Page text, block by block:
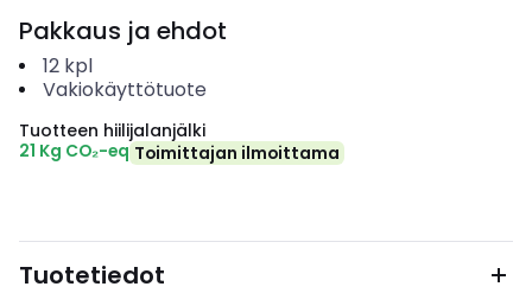
Pakkaus ja ehdot
12 kpl
Vakiokäyttötuote
Tuotteen hiilijalanjälki
21 Kg CO₂-eq Toimittajan ilmoittama
Tuotetiedot